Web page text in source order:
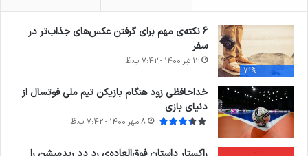
71%
6 نکته‌ی مهم برای گرفتن عکس‌های جذاب‌تر در
سفر
12 تیر 1400 - 7:42 ب.ظ
خداحافظی زود هنگام بازیکن تیم ملی فوتسال از
دنیای بازی
8 مهر 1400 - 7:42 ب.ظ